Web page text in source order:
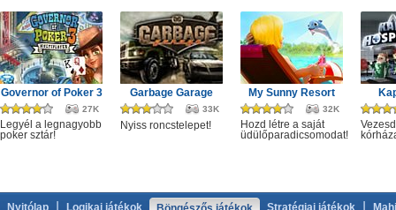
Governor of Poker 3
27K
Legyél a legnagyobb
poker sztár!
Garbage Garage
33K
Nyiss roncstelepet!
My Sunny Resort
32K
Hozd létre a saját
üdülőparadicsomodat!
Nyitólap Logikai játékok Stratégiai játékok